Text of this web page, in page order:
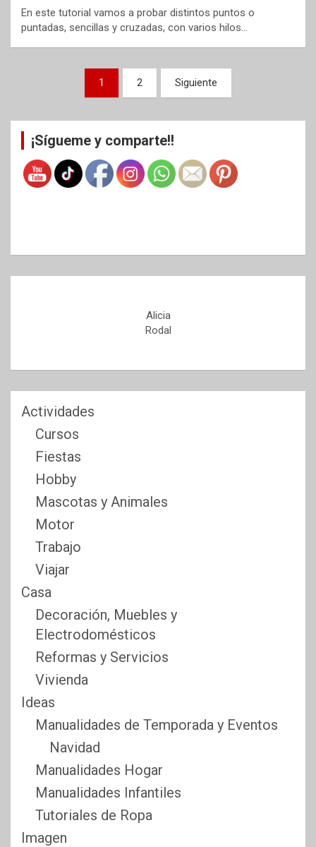
En este tutorial vamos a probar distintos puntos o
puntadas, sencillas y cruzadas, con varios hilos…
entradas
1 2 Siguiente
¡Sígueme y comparte!!
Alicia
Rodal
Actividades
Cursos
Fiestas
Hobby
Mascotas y Animales
Motor
Trabajo
Viajar
Casa
Decoración, Muebles y
Electrodomésticos
Reformas y Servicios
Vivienda
Ideas
Manualidades de Temporada y Eventos
Navidad
Manualidades Hogar
Manualidades Infantiles
Tutoriales de Ropa
Imagen